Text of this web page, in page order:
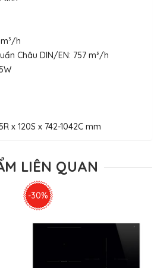
h
Châu DIN/EN: 757 m³/h
x 120S x 742-1042C mm
LIÊN QUAN
-30%